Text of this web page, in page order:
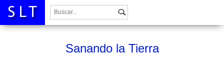
Buscar:
Sanando la Tierra